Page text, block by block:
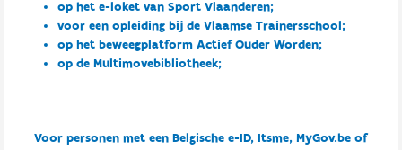
op het e-loket van Sport Vlaanderen;
voor een opleiding bij de Vlaamse Trainersschool;
op het beweegplatform Actief Ouder Worden;
op de Multimovebibliotheek;
Voor personen met een Belgische e-ID, Itsme, MyGov.be of